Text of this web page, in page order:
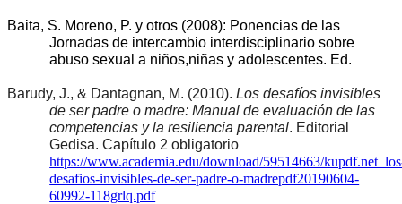
Baita, S. Moreno, P. y otros (2008): Ponencias de las
Jornadas de intercambio interdisciplinario sobre
abuso sexual a niños,niñas y adolescentes. Ed.
Barudy, J., & Dantagnan, M. (2010). Los desafíos invisibles
de ser padre o madre: Manual de evaluación de las
competencias y la resiliencia parental. Editorial
https://www.academia.edu/download/59514663/
desafios-invisibles-de-ser-padre-o-madrepdf20190604-
60992-118grlq.pdf